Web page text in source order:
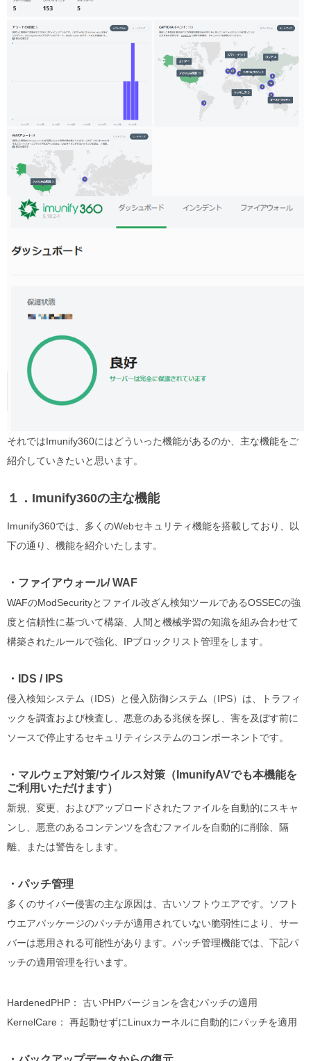
それではImunify360にはどういった機能があるのか、主な機能をご
紹介していきたいと思います。
１．Imunify360の主な機能
Imunify360では、多くのWebセキュリティ機能を搭載しており、以
下の通り、機能を紹介いたします。
・ファイアウォール/ WAF
WAFのModSecurityとファイル改ざん検知ツールであるOSSECの強
度と信頼性に基づいて構築、人間と機械学習の知識を組み合わせて
構築されたルールで強化、IPブロックリスト管理をします。
・IDS / IPS
侵入検知システム（IDS）と侵入防御システム（IPS）は、トラフィ
ックを調査および検査し、悪意のある兆候を探し、害を及ぼす前に
ソースで停止するセキュリティシステムのコンポーネントです。
・マルウェア対策/ウイルス対策（ImunifyAVでも本機能を
ご利用いただけます）
新規、変更、およびアップロードされたファイルを自動的にスキャ
ンし、悪意のあるコンテンツを含むファイルを自動的に削除、隔
離、または警告をします。
・パッチ管理
多くのサイバー侵害の主な原因は、古いソフトウエアです。ソフト
ウエアパッケージのパッチが適用されていない脆弱性により、サー
バーは悪用される可能性があります。パッチ管理機能では、下記パ
ッチの適用管理を行います。
HardenedPHP： 古いPHPバージョンを含むパッチの適用
KernelCare： 再起動せずにLinuxカーネルに自動的にパッチを適用